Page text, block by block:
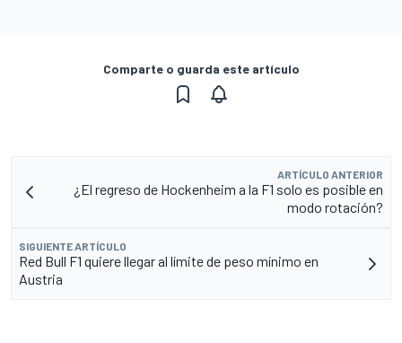
Comparte o guarda este artículo
ARTÍCULO ANTERIOR
¿El regreso de Hockenheim a la F1 solo es posible en
modo rotación?
SIGUIENTE ARTÍCULO
Red Bull F1 quiere llegar al límite de peso mínimo en
Austria